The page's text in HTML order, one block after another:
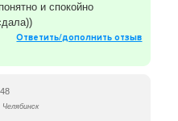
и спокойно
Ответить/дополнить отзыв